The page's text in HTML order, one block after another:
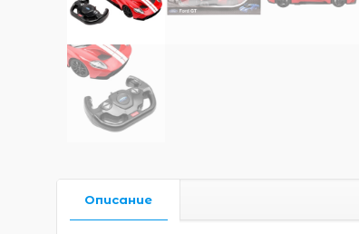
Описание